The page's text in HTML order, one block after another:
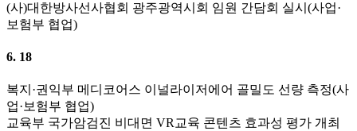
(사)대한방사선사협회 광주광역시회 임원 간담회 실시(사업·
보험부 협업)
6. 18
복지·권익부 메디코어스 이널라이저에어 골밀도 선량 측정(사
업·보험부 협업)
교육부 국가암검진 비대면 VR교육 콘텐츠 효과성 평가 개최